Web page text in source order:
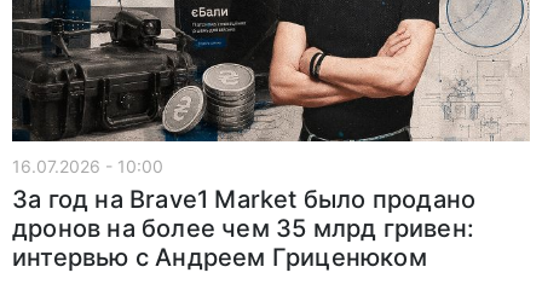
16.07.2026 - 10:00
За год на Brave1 Market было продано
дронов на более чем 35 млрд гривен:
интервью с Андреем Гриценюком